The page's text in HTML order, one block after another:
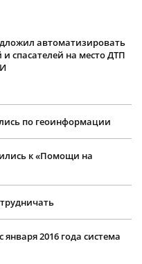
автоматизировать
спасателей на место ДТП
по геоинформации
к «Помощи на
2016 года система